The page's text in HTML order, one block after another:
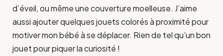
d’éveil, ou même une couverture moelleuse. J’aime
aussi ajouter quelques jouets colorés à proximité pour
motiver mon bébé à se déplacer. Rien de tel qu’un bon
jouet pour piquer la curiosité !